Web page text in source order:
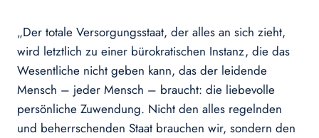
„Der totale Versorgungsstaat, der alles an sich zieht,
wird letztlich zu einer bürokratischen Instanz, die das
Wesentliche nicht geben kann, das der leidende
Mensch – jeder Mensch – braucht: die liebevolle
persönliche Zuwendung. Nicht den alles regelnden
und beherrschenden Staat brauchen wir, sondern den